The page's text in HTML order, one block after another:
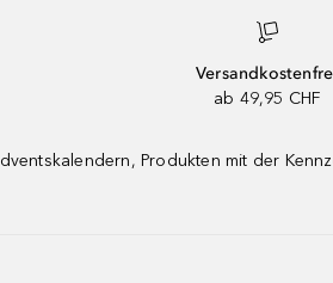
ab 49,95 CHF
Produkten mit der